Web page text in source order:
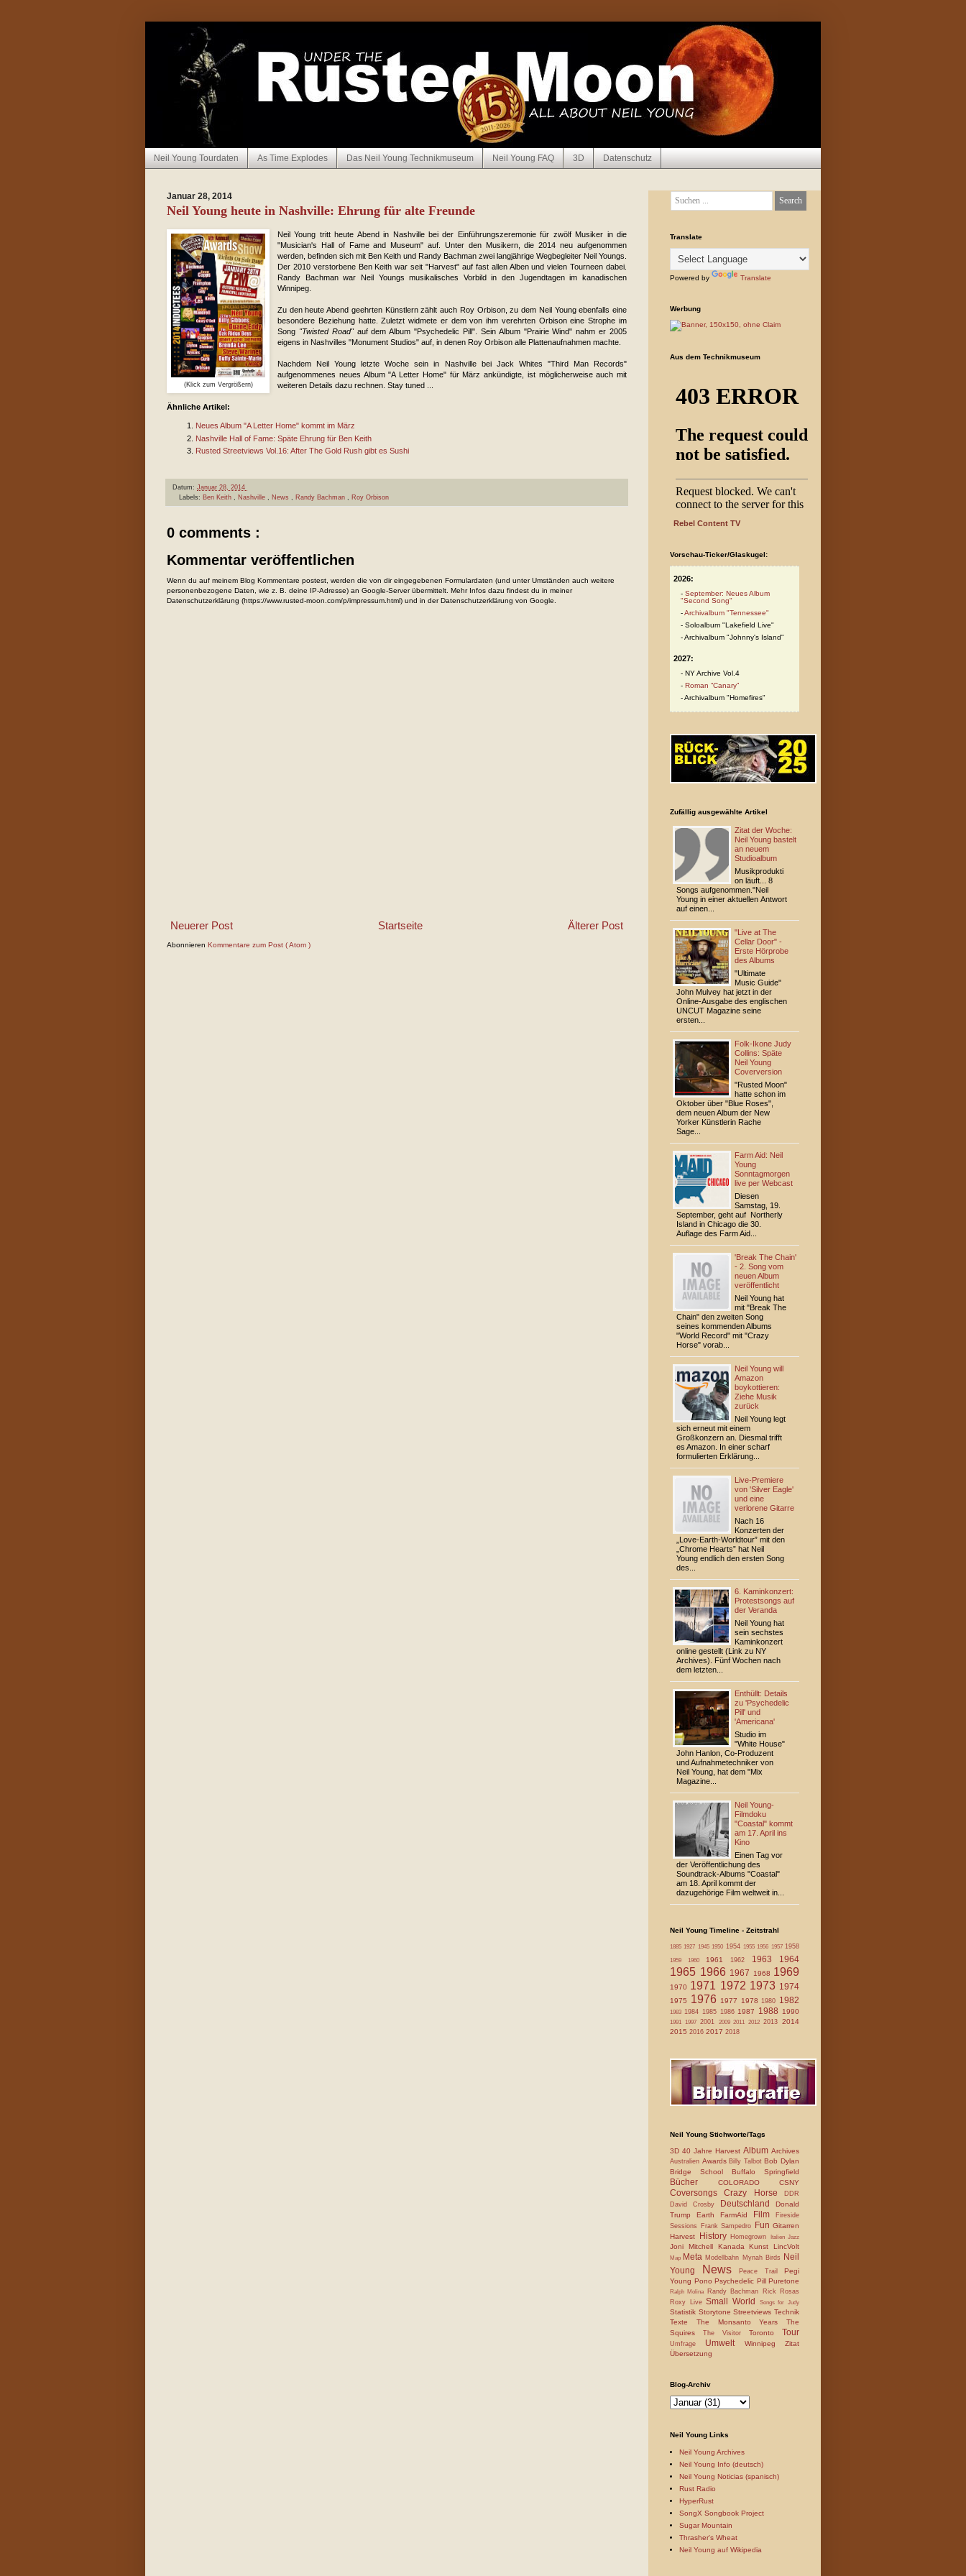
Neil Young Tourdaten As Time Explodes Das Neil Young Technikmuseum Neil Young FAQ 3D Datenschutz
Januar 28, 2014
Neil Young heute in Nashville: Ehrung für alte Freunde
(Klick zum Vergrößern)
Neil Young tritt heute Abend in Nashville bei der Einführungszeremonie für zwölf Musiker in die
"Musician's Hall of Fame and Museum" auf. Unter den Musikern, die 2014 neu aufgenommen
werden, befinden sich mit Ben Keith und Randy Bachman zwei langjährige Wegbegleiter Neil Youngs.
Der 2010 verstorbene Ben Keith war seit "Harvest" auf fast allen Alben und vielen Tourneen dabei.
Randy Bachman war Neil Youngs musikalisches Vorbild in den Jugendtagen im kanadischen
Winnipeg.
Zu den heute Abend geehrten Künstlern zählt auch Roy Orbison, zu dem Neil Young ebenfalls eine
besondere Beziehung hatte. Zuletzt widmete er dem von ihm verehrten Orbison eine Strophe im
Song "Twisted Road"auf dem Album "Psychedelic Pill". Sein Album "Prairie Wind" nahm er 2005
eigens in Nashvilles "Monument Studios" auf, in denen Roy Orbison alle Plattenaufnahmen machte.
Nachdem Neil Young letzte Woche sein in Nashville bei Jack Whites "Third Man Records"
aufgenommenes neues Album "A Letter Home" für März ankündigte, ist möglicherweise auch mit
weiteren Details dazu rechnen. Stay tuned ...
Ähnliche Artikel:
Neues Album "A Letter Home" kommt im März
Nashville Hall of Fame: Späte Ehrung für Ben Keith
Rusted Streetviews Vol.16: After The Gold Rush gibt es Sushi
Datum: Januar 28, 2014
Labels: Ben Keith , Nashville , News , Randy Bachman , Roy Orbison
0 comments :
Kommentar veröffentlichen
Wenn du auf meinem Blog Kommentare postest, werden die von dir eingegebenen Formulardaten (und unter Umständen auch weitere
personenbezogene Daten, wie z. B. deine IP-Adresse) an Google-Server übermittelt. Mehr Infos dazu findest du in meiner
Datenschutzerklärung (https://www.rusted-moon.com/p/impressum.html) und in der Datenschutzerklärung von Google.
Neuerer Post Älterer Post
Startseite
Abonnieren Kommentare zum Post ( Atom )
Translate
Powered by Translate
Werbung
Aus dem Technikmuseum
Rebel Content TV
Vorschau-Ticker/Glaskugel:
2026:
September: Neues Album
"Second Song"
Archivalbum "Tennessee"
Soloalbum "Lakefield Live"
Archivalbum "Johnny's Island"
2027:
NY Archive Vol.4
Roman “Canary”
Archivalbum "Homefires"
Zufällig ausgewählte Artikel
Zitat der Woche:
Neil Young bastelt
an neuem
Studioalbum
Musikprodukti
on läuft... 8
Songs aufgenommen."Neil
Young in einer aktuellen Antwort
auf einen...
"Live at The
Cellar Door" -
Erste Hörprobe
des Albums
"Ultimate
Music Guide"
John Mulvey hat jetzt in der
Online-Ausgabe des englischen
UNCUT Magazine seine
ersten...
Folk-Ikone Judy
Collins: Späte
Neil Young
Coverversion
"Rusted Moon"
hatte schon im
Oktober über "Blue Roses",
dem neuen Album der New
Yorker Künstlerin Rache
Sage...
Farm Aid: Neil
Young
Sonntagmorgen
live per Webcast
Diesen
Samstag, 19.
September, geht auf Northerly
Island in Chicago die 30.
Auflage des Farm Aid...
'Break The Chain'
- 2. Song vom
neuen Album
veröffentlicht
Neil Young hat
mit "Break The
Chain" den zweiten Song
seines kommenden Albums
"World Record" mit "Crazy
Horse" vorab...
Neil Young will
Amazon
boykottieren:
Ziehe Musik
zurück
Neil Young legt
sich erneut mit einem
Großkonzern an. Diesmal trifft
es Amazon. In einer scharf
formulierten Erklärung...
Live-Premiere
von 'Silver Eagle'
und eine
verlorene Gitarre
Nach 16
Konzerten der
„Love-Earth-Worldtour” mit den
„Chrome Hearts” hat Neil
Young endlich den ersten Song
des...
6. Kaminkonzert:
Protestsongs auf
der Veranda
Neil Young hat
sein sechstes
Kaminkonzert
online gestellt (Link zu NY
Archives). Fünf Wochen nach
dem letzten...
Enthüllt: Details
zu 'Psychedelic
Pill' und
'Americana'
Studio im
"White House"
John Hanlon, Co-Produzent
und Aufnahmetechniker von
Neil Young, hat dem "Mix
Magazine...
Neil Young-
Filmdoku
"Coastal" kommt
am 17. April ins
Kino
Einen Tag vor
der Veröffentlichung des
Soundtrack-Albums "Coastal"
am 18. April kommt der
dazugehörige Film weltweit in...
Neil Young Timeline - Zeitstrahl
18851927 19451950 1954 19551956 1957 1958
1959 1960 1961 1962 1963 1964
1965 1966 1967 1968 1969
1970 1971 1972 1973 1974
1975 1976 1977 19781980 1982
1983 1984 1985 19861987 19881990
1991 1997 2001 20092011201220132014
2015 2016 2017 2018
Neil Young Stichworte/Tags
3D 40 Jahre Harvest Album Archives
Australien Awards Billy Talbot Bob Dylan
Bridge School Buffalo Springfield
Bücher COLORADO CSNY
CoversongsCrazy HorseDDR
David Crosby
Deutschland
Donald
Trump Earth FarmAid Film
Fireside
Sessions
Frank Sampedro Fun Gitarren
Harvest
History Homegrown Italien Jazz
Joni Mitchell Kanada Kunst LincVolt
Map MetaModellbahn Mynah Birds
Neil
Young
News Peace Trail Pegi
Young Pono Psychedelic Pill Puretone
Ralph Molina Randy Bachman
Rick Rosas
Roxy LiveSmall World Songs for Judy
Statistik StorytoneStreetviewsTechnik
Texte The Monsanto Years The
Squires The Visitor Toronto Tour
Umfrage Umwelt WinnipegZitat
Übersetzung
Blog-Archiv
Neil Young Links
Neil Young Archives
Neil Young Info (deutsch)
Neil Young Noticias (spanisch)
Rust Radio
HyperRust
SongX Songbook Project
Sugar Mountain
Thrasher's Wheat
Neil Young auf Wikipedia